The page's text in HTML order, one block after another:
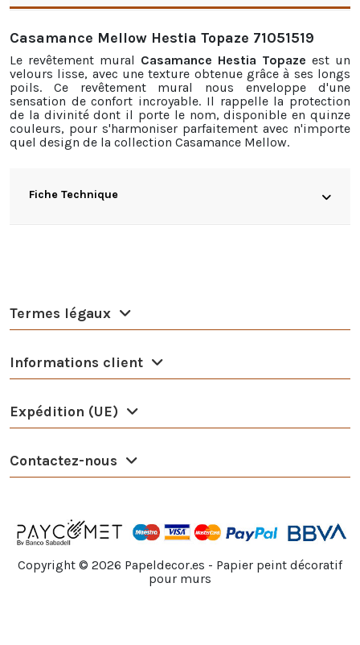
Casamance Mellow Hestia Topaze 71051519
Le revêtement mural Casamance Hestia Topaze est un
velours lisse, avec une texture obtenue grâce à ses longs
poils. Ce revêtement mural nous enveloppe d'une
sensation de confort incroyable. Il rappelle la protection
de la divinité dont il porte le nom, disponible en quinze
couleurs, pour s'harmoniser parfaitement avec n'importe
quel design de la collection Casamance Mellow.
Fiche Technique
Termes légaux
Informations client
Expédition (UE)
Contactez-nous
Copyright © 2026 Papeldecor.es - Papier peint décoratif
pour murs